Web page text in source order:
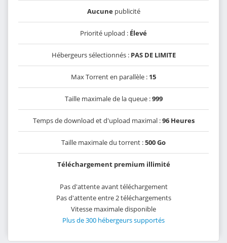
Aucunepublicité
Priorité upload : Élevé
Hébergeurs sélectionnés : PAS DE LIMITE
Max Torrent en parallèle : 15
Taille maximale de la queue :999
Temps de download et d'upload maximal :96 Heures
Taille maximale du torrent :500 Go
Téléchargement premium illimité
Pas d'attente avant téléchargement
Pas d'attente entre 2 téléchargements
Vitesse maximale disponible
Plus de 300 hébergeurs supportés